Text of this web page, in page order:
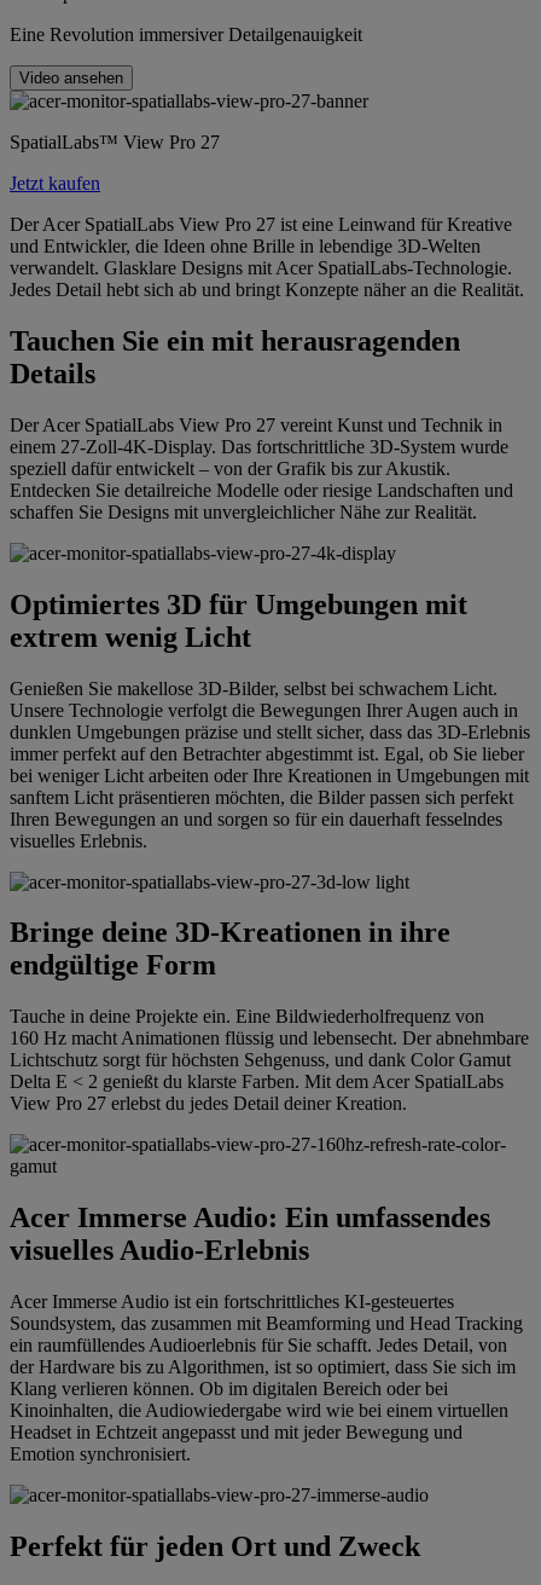
Eine Revolution immersiver Detailgenauigkeit
Video ansehen
SpatialLabs™ View Pro 27
Jetzt kaufen
Der Acer SpatialLabs View Pro 27 ist eine Leinwand für Kreative
und Entwickler, die Ideen ohne Brille in lebendige 3D-Welten
verwandelt. Glasklare Designs mit Acer SpatialLabs-Technologie.
Jedes Detail hebt sich ab und bringt Konzepte näher an die Realität.
Tauchen Sie ein mit herausragenden
Details
Der Acer SpatialLabs View Pro 27 vereint Kunst und Technik in
einem 27-Zoll-4K-Display. Das fortschrittliche 3D-System wurde
speziell dafür entwickelt – von der Grafik bis zur Akustik.
Entdecken Sie detailreiche Modelle oder riesige Landschaften und
schaffen Sie Designs mit unvergleichlicher Nähe zur Realität.
Optimiertes 3D für Umgebungen mit
extrem wenig Licht
Genießen Sie makellose 3D-Bilder, selbst bei schwachem Licht.
Unsere Technologie verfolgt die Bewegungen Ihrer Augen auch in
dunklen Umgebungen präzise und stellt sicher, dass das 3D-Erlebnis
immer perfekt auf den Betrachter abgestimmt ist. Egal, ob Sie lieber
bei weniger Licht arbeiten oder Ihre Kreationen in Umgebungen mit
sanftem Licht präsentieren möchten, die Bilder passen sich perfekt
Ihren Bewegungen an und sorgen so für ein dauerhaft fesselndes
visuelles Erlebnis.
Bringe deine 3D-Kreationen in ihre
endgültige Form
Tauche in deine Projekte ein. Eine Bildwiederholfrequenz von
160 Hz macht Animationen flüssig und lebensecht. Der abnehmbare
Lichtschutz sorgt für höchsten Sehgenuss, und dank Color Gamut
Delta E < 2 genießt du klarste Farben. Mit dem Acer SpatialLabs
View Pro 27 erlebst du jedes Detail deiner Kreation.
Acer Immerse Audio: Ein umfassendes
visuelles Audio-Erlebnis
Acer Immerse Audio ist ein fortschrittliches KI-gesteuertes
Soundsystem, das zusammen mit Beamforming und Head Tracking
ein raumfüllendes Audioerlebnis für Sie schafft. Jedes Detail, von
der Hardware bis zu Algorithmen, ist so optimiert, dass Sie sich im
Klang verlieren können. Ob im digitalen Bereich oder bei
Kinoinhalten, die Audiowiedergabe wird wie bei einem virtuellen
Headset in Echtzeit angepasst und mit jeder Bewegung und
Emotion synchronisiert.
Perfekt für jeden Ort und Zweck